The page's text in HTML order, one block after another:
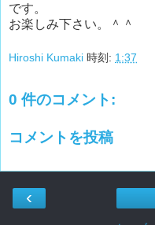
です。
お楽しみ下さい。＾＾
Hiroshi Kumaki 時刻: 1:37
0 件のコメント:
コメントを投稿
‹